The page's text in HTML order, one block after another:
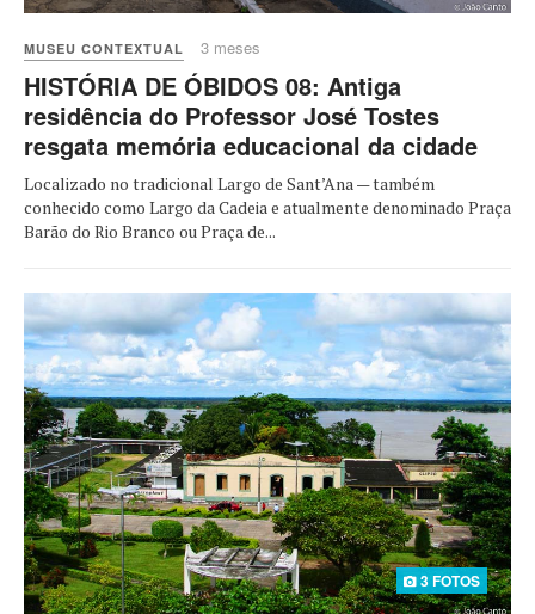
MUSEU CONTEXTUAL 3 meses
HISTÓRIA DE ÓBIDOS 08: Antiga
residência do Professor José Tostes
resgata memória educacional da cidade
Localizado no tradicional Largo de Sant’Ana — também
conhecido como Largo da Cadeia e atualmente denominado Praça
Barão do Rio Branco ou Praça de...
3 FOTOS